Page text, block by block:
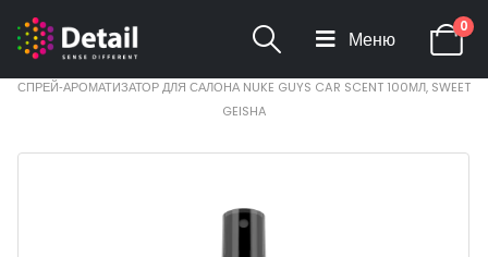
0
ГЛАВНАЯ
СПРЕЙ‑АРОМАТИЗАТОР ДЛЯ САЛОНА NUKE GUYS CAR SCENT 100МЛ, SWEET
GEISHA